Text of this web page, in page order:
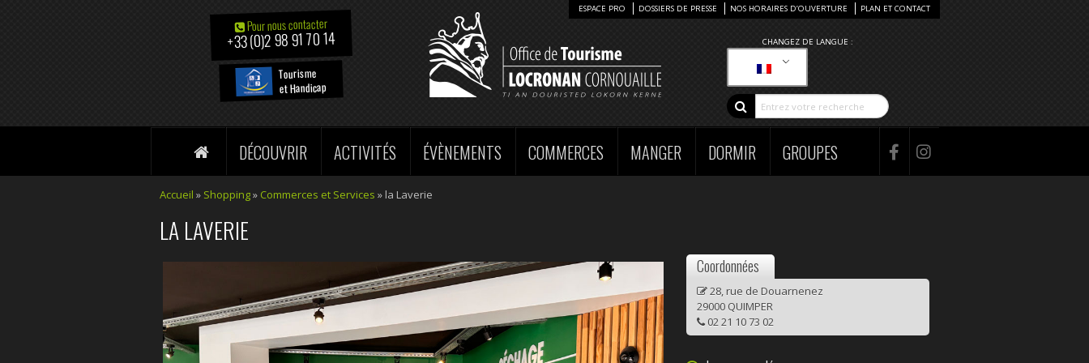
Pour nous contacter
+33 (0)2 98 91 70 14
Tourisme
et Handicap
CHANGEZ DE LANGUE :
ESPACE PRO DOSSIERS DE PRESSE NOS HORAIRES D’OUVERTURE PLAN ET CONTACT
DÉCOUVRIR ACTIVITÉS ÉVÈNEMENTS COMMERCES MANGER DORMIR GROUPES
Accueil » Shopping» Commerces et Services » la Laverie
LA LAVERIE
Coordonnées
28, rue de Douarnenez
29000 QUIMPER
02 21 10 73 02